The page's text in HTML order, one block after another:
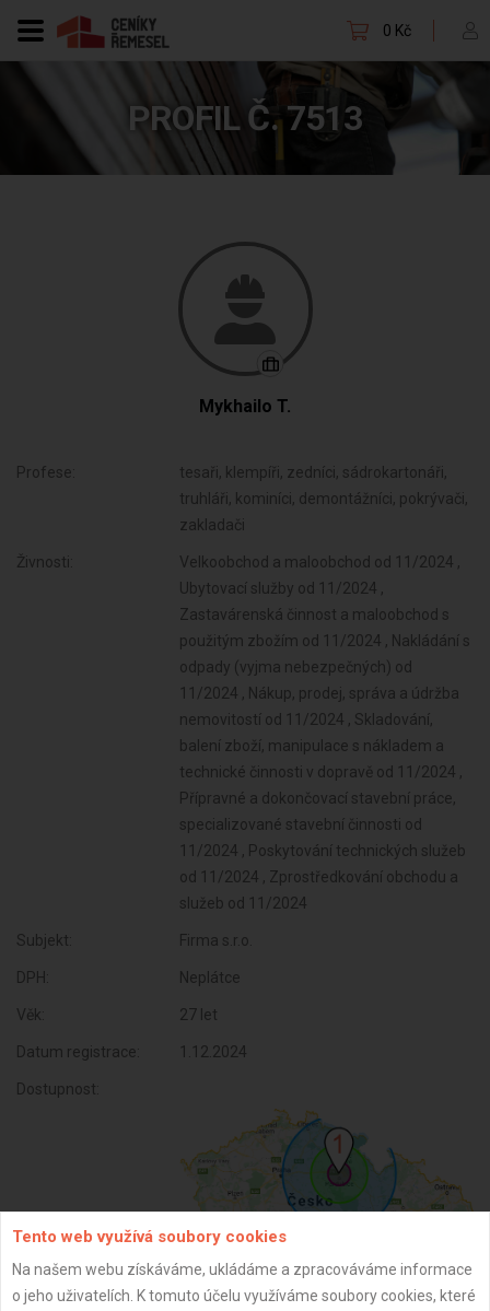
0 Kč
PROFIL Č. 7513
Mykhailo T.
Profese:
tesaři, klempíři, zedníci, sádrokartonáři,
truhláři, kominíci, demontážníci, pokrývači,
zakladači
Živnosti:
Velkoobchod a maloobchod od 11/2024 ,
Ubytovací služby od 11/2024 ,
Zastavárenská činnost a maloobchod s
použitým zbožím od 11/2024 , Nakládání s
odpady (vyjma nebezpečných) od
11/2024 , Nákup, prodej, správa a údržba
nemovitostí od 11/2024 , Skladování,
balení zboží, manipulace s nákladem a
technické činnosti v dopravě od 11/2024 ,
Přípravné a dokončovací stavební práce,
specializované stavební činnosti od
11/2024 , Poskytování technických služeb
od 11/2024 , Zprostředkování obchodu a
služeb od 11/2024
Subjekt: Firma s.r.o.
DPH: Neplátce
Věk: 27 let
Datum registrace: 1.12.2024
Dostupnost:
Tento web využívá soubory cookies
Na našem webu získáváme, ukládáme a zpracováváme informace
o jeho uživatelích. K tomuto účelu využíváme soubory cookies, které